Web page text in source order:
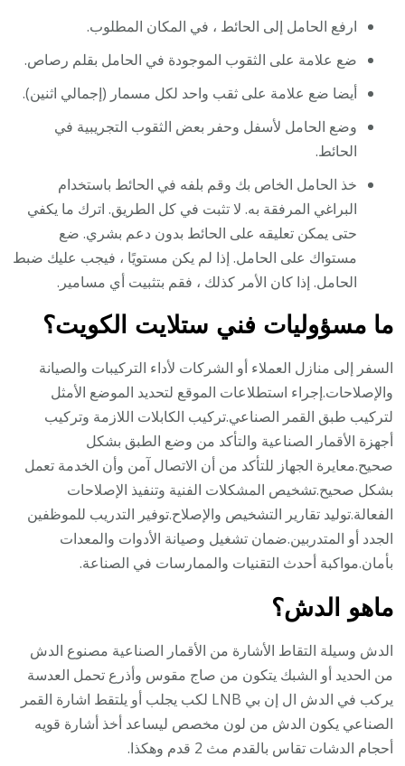
ارفع الحامل إلى الحائط ، في المكان المطلوب.
ضع علامة على الثقوب الموجودة في الحامل بقلم رصاص.
أيضا ضع علامة على ثقب واحد لكل مسمار (إجمالي اثنين).
وضع الحامل لأسفل وحفر بعض الثقوب التجريبية في
الحائط.
خذ الحامل الخاص بك وقم بلفه في الحائط باستخدام
البراغي المرفقة به. لا تثبت في كل الطريق. اترك ما يكفي
حتى يمكن تعليقه على الحائط بدون دعم بشري. ضع
مستواك على الحامل. إذا لم يكن مستويًا ، فيجب عليك ضبط
الحامل. إذا كان الأمر كذلك ، فقم بتثبيت أي مسامير.
ما مسؤوليات فني ستلايت الكويت؟
السفر إلى منازل العملاء أو الشركات لأداء التركيبات والصيانة
والإصلاحات.إجراء استطلاعات الموقع لتحديد الموضع الأمثل
لتركيب طبق القمر الصناعي.تركيب الكابلات اللازمة وتركيب
أجهزة الأقمار الصناعية والتأكد من وضع الطبق بشكل
صحيح.معايرة الجهاز للتأكد من أن الاتصال آمن وأن الخدمة تعمل
بشكل صحيح.تشخيص المشكلات الفنية وتنفيذ الإصلاحات
الفعالة.توليد تقارير التشخيص والإصلاح.توفير التدريب للموظفين
الجدد أو المتدربين.ضمان تشغيل وصيانة الأدوات والمعدات
بأمان.مواكبة أحدث التقنيات والممارسات في الصناعة.
ماهو الدش؟
الدش وسيلة التقاط الأشارة من الأقمار الصناعية مصنوع الدش
من الحديد أو الشبك يتكون من صاج مقوس وأذرع تحمل العدسة
يركب في الدش ال إن بي LNB لكب يجلب أو يلتقط اشارة القمر
الصناعي يكون الدش من لون مخصص ليساعد أخذ أشارة قويه
أحجام الدشات تقاس بالقدم مث 2 قدم وهكذا.